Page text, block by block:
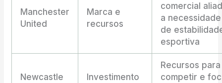
Manchester
United
Marca e
recursos
comercial
a necessidade
de
esportiva
Newcastle
Investimento
Recursos para
competir e